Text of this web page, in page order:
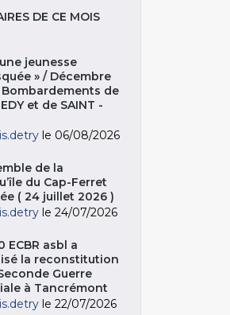
DE CE MOIS
jeunesse
» / Décembre
Bombardements de
et de SAINT -
le 06/08/2026
de la
du Cap-Ferret
( 24 juillet 2026 )
le 24/07/2026
ECBR asbl a
la reconstitution
Guerre
à Tancrémont
le 22/07/2026